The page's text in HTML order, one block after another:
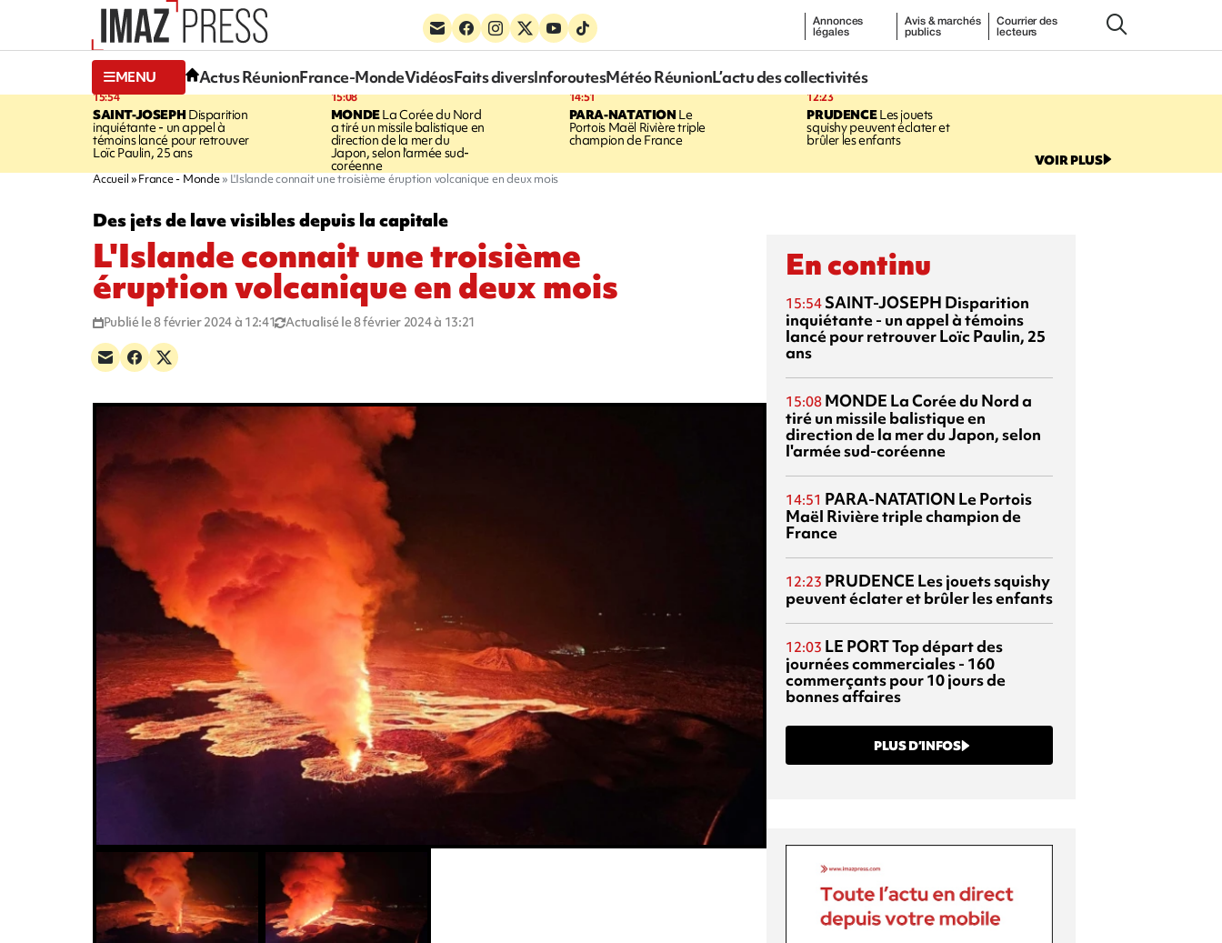
Annonces
légales
Avis & marchés
publics
Courrier des
lecteurs
MENU Actus RéunionFrance-MondeVidéosFaits diversInforoutesMétéo RéunionL’actu des collectivités
15:54
SAINT-JOSEPHDisparition
inquiétante - un appel à
témoins lancé pour retrouver
Loïc Paulin, 25 ans
15:08
MONDELa Corée du Nord
a tiré un missile balistique en
direction de la mer du
Japon, selon l'armée sud-
coréenne
14:51
PARA-NATATIONLe
Portois Maël Rivière triple
champion de France
12:23
PRUDENCELes jouets
squishy peuvent éclater et
brûler les enfants
VOIR PLUS
Accueil France - Monde L'Islande connait une troisième éruption volcanique en deux mois
Des jets de lave visibles depuis la capitale
L'Islande connait une troisième
éruption volcanique en deux mois
Publié le 8 février 2024 à 12:41 Actualisé le 8 février 2024 à 13:21
En continu
15:54 SAINT-JOSEPH Disparition
inquiétante - un appel à témoins
lancé pour retrouver Loïc Paulin, 25
ans
15:08 MONDE La Corée du Nord a
tiré un missile balistique en
direction de la mer du Japon, selon
l'armée sud-coréenne
14:51 PARA-NATATION Le Portois
Maël Rivière triple champion de
France
12:23 PRUDENCE Les jouets squishy
peuvent éclater et brûler les enfants
12:03 LE PORTTop départ des
journées commerciales - 160
commerçants pour 10 jours de
bonnes affaires
PLUS D’INFOS